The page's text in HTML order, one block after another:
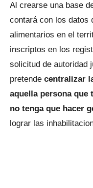
Al crearse una base
contará con los datos
alimentarios en el
inscriptos en los
solicitud de autoridad
pretende centralizar
aquella persona que
no tenga que hacer
lograr las